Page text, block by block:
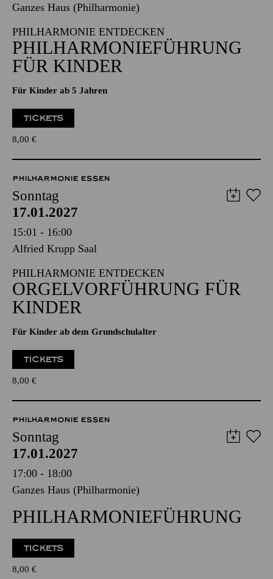
17.01.2027
15:00 - 16:30
Ganzes Haus (Philharmonie)
PHILHARMONIE ENTDECKEN
PHILHARMONIE­FÜHRUNG
Für Kinder ab 5 Jahren
8,00 €
PHILHARMONIE ESSEN
Sonntag
17.01.2027
15:01 - 16:00
Alfried Krupp Saal
PHILHARMONIE ENTDECKEN
ORGEL­VORFÜHRUNG FÜR
Für Kinder ab dem Grundschulalter
8,00 €
PHILHARMONIE ESSEN
Sonntag
17.01.2027
17:00 - 18:00
PHILHARMONIE­FÜHRUNG